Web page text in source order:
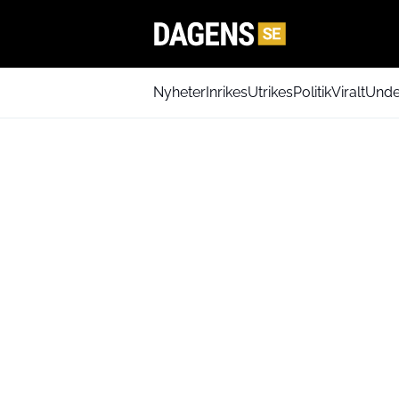
NyheterInrikesUtrikesPolitikViralt